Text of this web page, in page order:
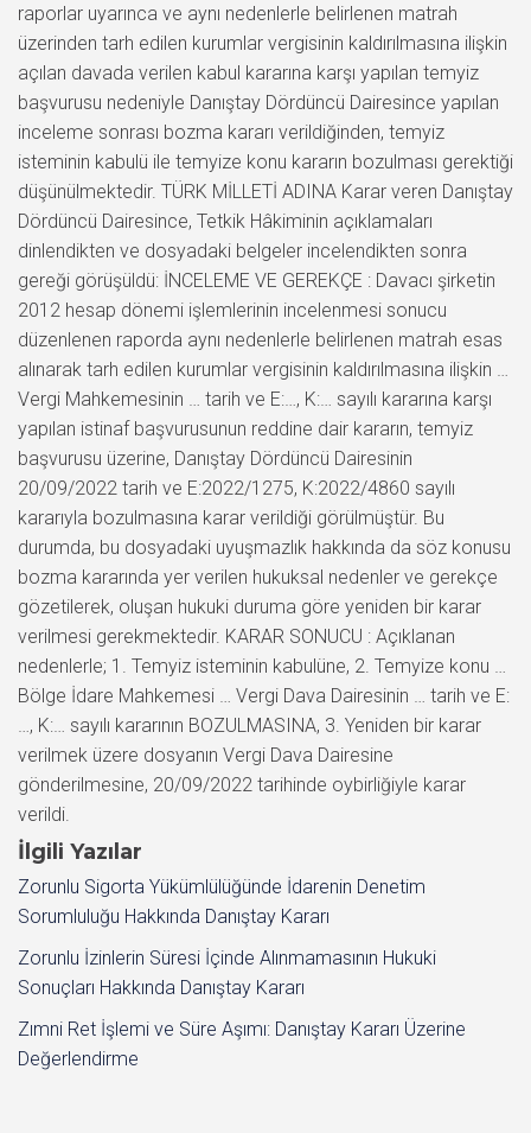
raporlar uyarınca ve aynı nedenlerle belirlenen matrah
üzerinden tarh edilen kurumlar vergisinin kaldırılmasına ilişkin
açılan davada verilen kabul kararına karşı yapılan temyiz
başvurusu nedeniyle Danıştay Dördüncü Dairesince yapılan
inceleme sonrası bozma kararı verildiğinden, temyiz
isteminin kabulü ile temyize konu kararın bozulması gerektiği
düşünülmektedir. TÜRK MİLLETİ ADINA Karar veren Danıştay
Dördüncü Dairesince, Tetkik Hâkiminin açıklamaları
dinlendikten ve dosyadaki belgeler incelendikten sonra
gereği görüşüldü: İNCELEME VE GEREKÇE : Davacı şirketin
2012 hesap dönemi işlemlerinin incelenmesi sonucu
düzenlenen raporda aynı nedenlerle belirlenen matrah esas
alınarak tarh edilen kurumlar vergisinin kaldırılmasına ilişkin …
Vergi Mahkemesinin … tarih ve E:…, K:… sayılı kararına karşı
yapılan istinaf başvurusunun reddine dair kararın, temyiz
başvurusu üzerine, Danıştay Dördüncü Dairesinin
20/09/2022 tarih ve E:2022/1275, K:2022/4860 sayılı
kararıyla bozulmasına karar verildiği görülmüştür. Bu
durumda, bu dosyadaki uyuşmazlık hakkında da söz konusu
bozma kararında yer verilen hukuksal nedenler ve gerekçe
gözetilerek, oluşan hukuki duruma göre yeniden bir karar
verilmesi gerekmektedir. KARAR SONUCU : Açıklanan
nedenlerle; 1. Temyiz isteminin kabulüne, 2. Temyize konu …
Bölge İdare Mahkemesi … Vergi Dava Dairesinin … tarih ve E:
…, K:… sayılı kararının BOZULMASINA, 3. Yeniden bir karar
verilmek üzere dosyanın Vergi Dava Dairesine
gönderilmesine, 20/09/2022 tarihinde oybirliğiyle karar
verildi.
İlgili Yazılar
Zorunlu Sigorta Yükümlülüğünde İdarenin Denetim
Sorumluluğu Hakkında Danıştay Kararı
Zorunlu İzinlerin Süresi İçinde Alınmamasının Hukuki
Sonuçları Hakkında Danıştay Kararı
Zımni Ret İşlemi ve Süre Aşımı: Danıştay Kararı Üzerine
Değerlendirme